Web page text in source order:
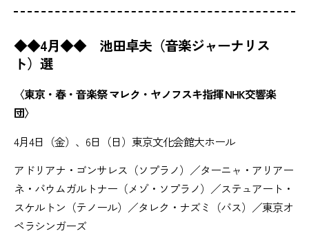
◆◆4月◆◆ 池田卓夫（音楽ジャーナリス
ト）選
〈東京・春・音楽祭 マレク・ヤノフスキ指揮 NHK交響楽
団〉
4月4日（金）、6日（日）東京文化会館大ホール
アドリアナ・ゴンサレス（ソプラノ）／ターニャ・アリアー
ネ・バウムガルトナー（メゾ・ソプラノ）／ステュアート・
スケルトン（テノール）／タレク・ナズミ（バス）／東京オ
ペラシンガーズ